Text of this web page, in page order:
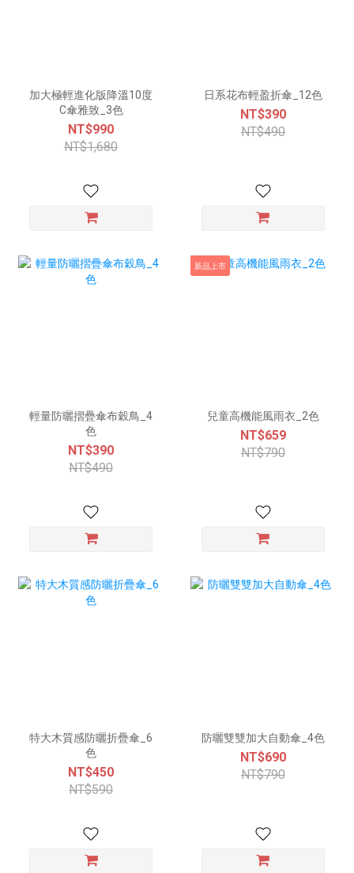
加大極輕進化版降溫10度
C傘雅致_3色
NT$990
NT$1,680
日系花布輕盈折傘_12色
NT$390
NT$490
輕量防曬摺疊傘布穀鳥_4
色
NT$390
NT$490
新品上市
兒童高機能風雨衣_2色
NT$659
NT$790
特大木質感防曬折疊傘_6
色
NT$450
NT$590
防曬雙雙加大自動傘_4色
NT$690
NT$790